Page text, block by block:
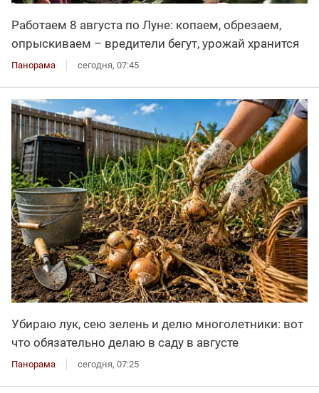
Работаем 8 августа по Луне: копаем, обрезаем,
опрыскиваем – вредители бегут, урожай хранится
Панорама сегодня, 07:45
Убираю лук, сею зелень и делю многолетники: вот
что обязательно делаю в саду в августе
Панорама сегодня, 07:25